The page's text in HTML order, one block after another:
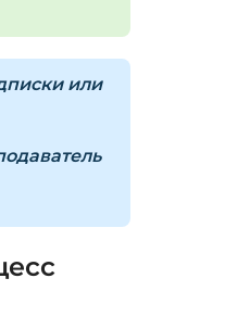
или